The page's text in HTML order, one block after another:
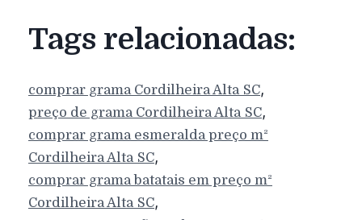
Tags relacionadas:
comprar grama Cordilheira Alta SC,
preço de grama Cordilheira Alta SC,
comprar grama esmeralda preço m²
Cordilheira Alta SC,
comprar grama batatais em preço m²
Cordilheira Alta SC,